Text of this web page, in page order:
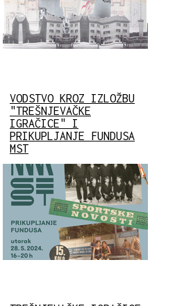
VODSTVO KROZ IZLOŽBU
"TREŠNJEVAČKE
IGRAČICE" I
PRIKUPLJANJE FUNDUSA
MST